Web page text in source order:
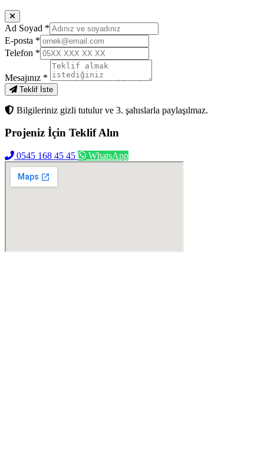
Ad Soyad *
E-posta *
Telefon *
Mesajınız *
Teklif İste
Bilgileriniz gizli tutulur ve 3. şahıslarla paylaşılmaz.
Projeniz İçin Teklif Alın
0545 168 45 45 WhatsApp